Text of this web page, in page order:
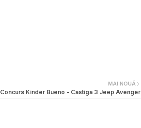
MAI NOUĂ
Concurs Kinder Bueno - Castiga 3 Jeep Avenger